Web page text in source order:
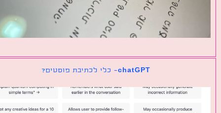
chatGPT- כלי לכתיבת פוסטים?